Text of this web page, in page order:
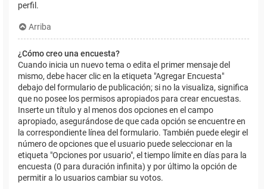
perfil.
Arriba
¿Cómo creo una encuesta?
Cuando inicia un nuevo tema o edita el primer mensaje del
mismo, debe hacer clic en la etiqueta "Agregar Encuesta"
debajo del formulario de publicación; si no la visualiza, significa
que no posee los permisos apropiados para crear encuestas.
Inserte un título y al menos dos opciones en el campo
apropiado, asegurándose de que cada opción se encuentre en
la correspondiente línea del formulario. También puede elegir el
número de opciones que el usuario puede seleccionar en la
etiqueta "Opciones por usuario", el tiempo límite en días para la
encuesta (0 para duración infinita) y por último la opción de
permitir a lo usuarios cambiar su votos.